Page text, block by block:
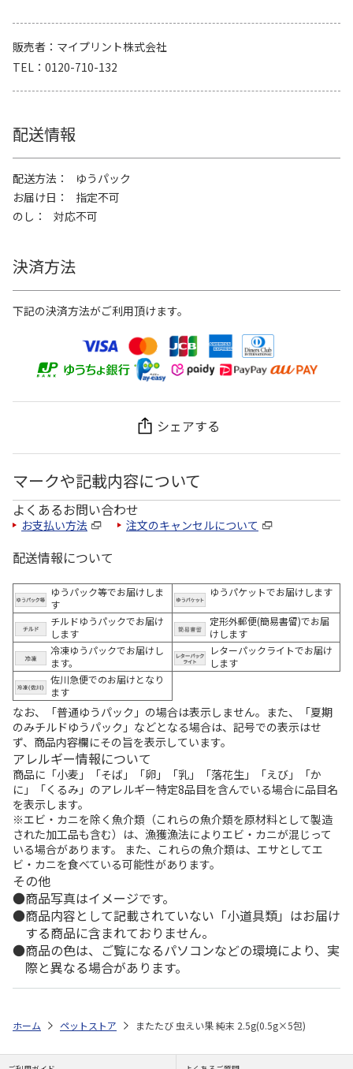
販売者
マイプリント株式会社
TEL
0120-710-132
配送情報
配送方法
ゆうパック
お届け日
指定不可
のし
対応不可
決済方法
下記の決済方法がご利用頂けます。
シェアする
マークや記載内容について
よくあるお問い合わせ
お支払い方法 注文のキャンセルについて
配送情報について
ゆうパック等でお届けしま
す
ゆうパケットでお届けします
チルドゆうパックでお届け
します
定形外郵便(簡易書留)でお届
けします
冷凍ゆうパックでお届けし
ます。
レターパックライトでお届け
します
佐川急便でのお届けとなり
ます
なお、「普通ゆうパック」の場合は表示しません。また、「夏期
のみチルドゆうパック」などとなる場合は、記号での表示はせ
ず、商品内容欄にその旨を表示しています。
アレルギー情報について
商品に「小麦」「そば」「卵」「乳」「落花生」「えび」「か
に」「くるみ」のアレルギー特定8品目を含んでいる場合に品目名
を表示します。
※エビ・カニを除く魚介類（これらの魚介類を原材料として製造
された加工品も含む）は、漁獲漁法によりエビ・カニが混じって
いる場合があります。 また、これらの魚介類は、エサとしてエ
ビ・カニを食べている可能性があります。
その他
商品写真はイメージです。
商品内容として記載されていない「小道具類」はお届け
する商品に含まれておりません。
商品の色は、ご覧になるパソコンなどの環境により、実
際と異なる場合があります。
ホーム ペットストア またたび 虫えい果 純末 2.5g(0.5g×5包)